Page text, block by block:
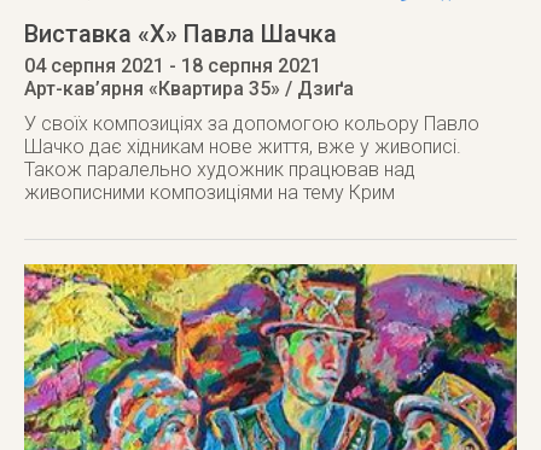
Виставка «Х» Павла Шачка
04 серпня 2021 - 18 серпня 2021
Арт-кав’ярня «Квартира 35» / Дзиґа
У своїх композиціях за допомогою кольору Павло
Шачко дає хідникам нове життя, вже у живописі.
Також паралельно художник працював над
живописними композиціями на тему Крим